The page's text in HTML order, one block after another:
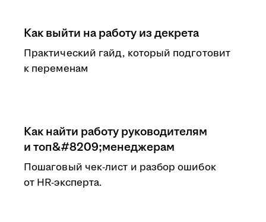
Как выйти на работу из декрета
Практический гайд, который подготовит
к переменам
Как найти работу руководителям
и топ&#8209;менеджерам
Пошаговый чек-лист и разбор ошибок
от HR-эксперта.